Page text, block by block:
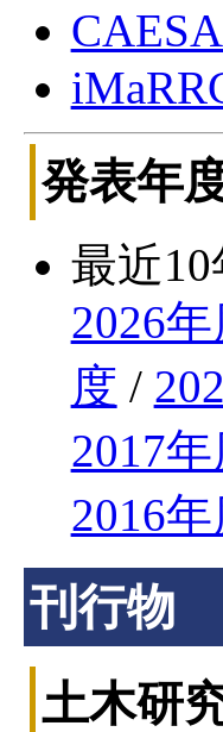
発表年
最近
2026
度 /
2017
2016
刊行物
土木研